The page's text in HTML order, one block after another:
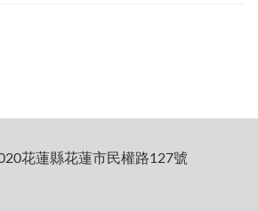
花蓮縣花蓮市民權路127號